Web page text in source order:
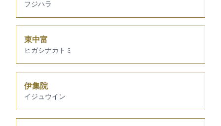
フジハラ
東中富
ヒガシナカトミ
伊集院
イジュウイン